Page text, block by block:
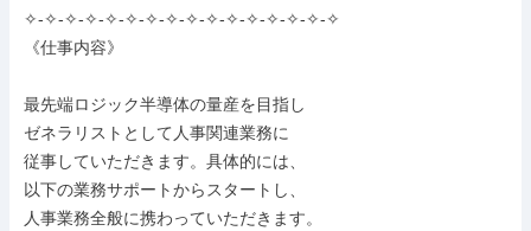
✧-✧-✧-✧-✧-✧-✧-✧-✧-✧-✧-✧-✧-✧-✧-✧
《仕事内容》
最先端ロジック半導体の量産を目指し
ゼネラリストとして人事関連業務に
従事していただきます。具体的には、
以下の業務サポートからスタートし、
人事業務全般に携わっていただきます。